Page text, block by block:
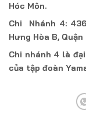
Hóc Môn.
Chi Nhánh 4:
Hưng Hòa B,
Chi nhánh 4 là
của tập đoàn